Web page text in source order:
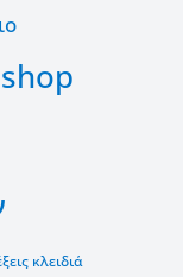
κλειδιά